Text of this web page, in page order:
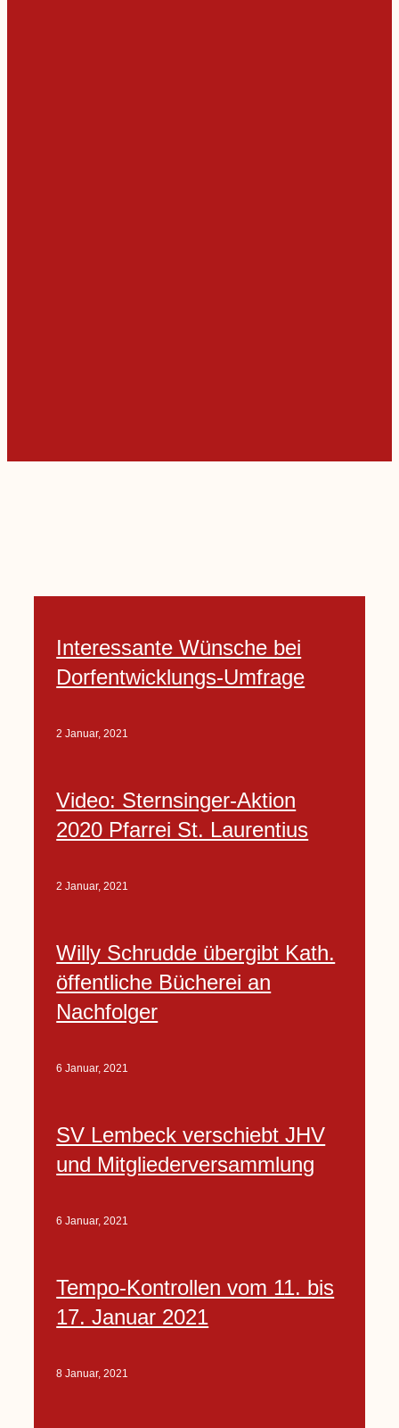
Interessante Wünsche bei
Dorfentwicklungs-Umfrage
2 Januar, 2021
Video: Sternsinger-Aktion
2020 Pfarrei St. Laurentius
2 Januar, 2021
Willy Schrudde übergibt Kath.
öffentliche Bücherei an
Nachfolger
6 Januar, 2021
SV Lembeck verschiebt JHV
und Mitgliederversammlung
6 Januar, 2021
Tempo-Kontrollen vom 11. bis
17. Januar 2021
8 Januar, 2021